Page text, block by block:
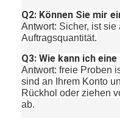
Q2: Können Sie mir
Antwort: Sicher, ist sie
Auftragsquantität.
Q3: Wie kann ich
Antwort:freie Proben
sind an Ihrem Konto
Rückhol oder ziehen
ab.